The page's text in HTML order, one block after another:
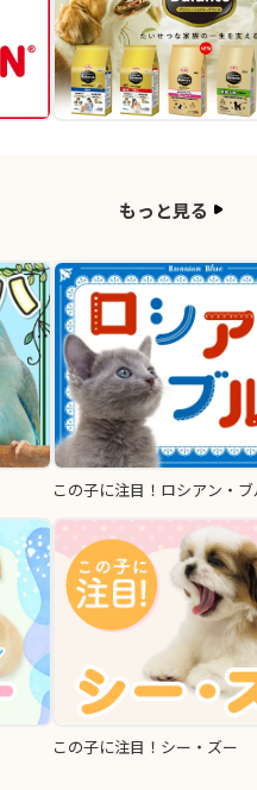
もっと見る
この子に注目！ロシアン・
この子に注目！シー・ズー